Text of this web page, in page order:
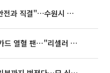
이재준 시장 "정전, 시민안전과 직결"…수원시 비상대응체계 가동
'차쥐뿔' 이준영, 포켓몬 카드 열혈 팬⋯"리셀러 처단할 것"